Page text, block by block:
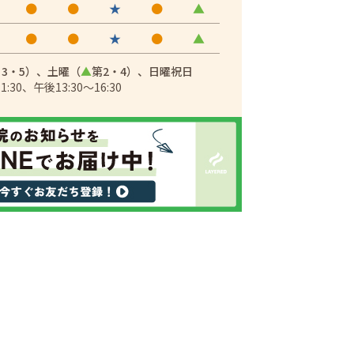
● ● ★ ●
▲
● ● ★ ● ▲
・5）、 土曜（▲第2・4）、日曜祝日
、午後13:30～16:30